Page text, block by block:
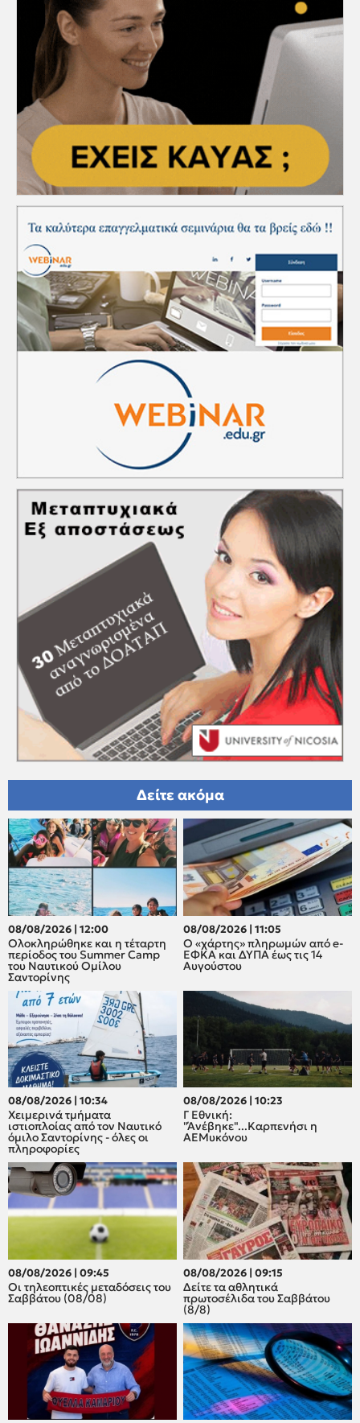
Δείτε ακόμα
08/08/2026 | 12:00
Oλοκληρώθηκε και η τέταρτη
περίοδος του Summer Camp
του Ναυτικού Ομίλου
Σαντορίνης
08/08/2026 | 11:05
Ο «χάρτης» πληρωμών από e-
ΕΦΚΑ και ΔΥΠΑ έως τις 14
Αυγούστου
08/08/2026 | 10:34
Χειμερινά τμήματα
ιστιοπλοίας από τον Ναυτικό
όμιλο Σαντορίνης - όλες οι
πληροφορίες
08/08/2026 | 10:23
Γ Εθνική:
"Άνέβηκε"...Καρπενήσι η
ΑΕΜυκόνου
08/08/2026 | 09:45
Οι τηλεοπτικές μεταδόσεις του
Σαββάτου (08/08)
08/08/2026 | 09:15
Δείτε τα αθλητικά
πρωτοσέλιδα του Σαββάτου
(8/8)